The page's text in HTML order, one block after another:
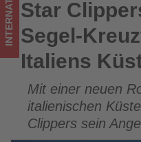
was
im
Tourismus
los
ist!
Star Clippers startet neue
Küste
Star
Segel-
Italiens
Mit einer neuen
italienischen
Clippers sein